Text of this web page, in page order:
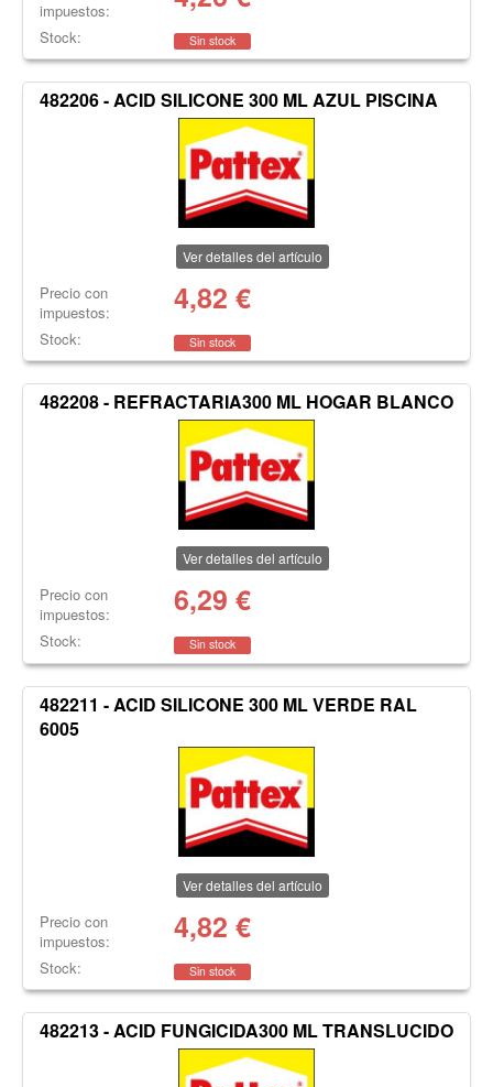
impuestos:
Stock: Sin stock
482206 - ACID SILICONE 300 ML AZUL PISCINA
Ver detalles del artículo
Precio con
impuestos:
4,82 €
Stock: Sin stock
482208 - REFRACTARIA300 ML HOGAR BLANCO
Ver detalles del artículo
Precio con
impuestos:
6,29 €
Stock: Sin stock
482211 - ACID SILICONE 300 ML VERDE RAL
6005
Ver detalles del artículo
Precio con
impuestos:
4,82 €
Stock: Sin stock
482213 - ACID FUNGICIDA300 ML TRANSLUCIDO